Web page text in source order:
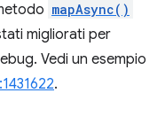
mapAsync()
migliorati per
Vedi un esempio
.